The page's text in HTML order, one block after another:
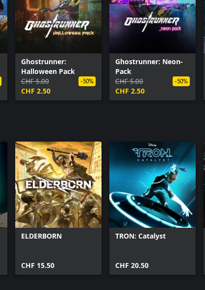
Ghostrunner:
Halloween Pack
CHF 5.00
CHF 2.50
-50%
Ghostrunner: Neon-
Pack
CHF 5.00
CHF 2.50
-50%
ELDERBORN
CHF 15.50
TRON: Catalyst
CHF 20.50